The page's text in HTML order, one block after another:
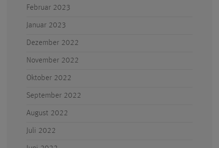
Februar 2023
Januar 2023
Dezember 2022
November 2022
Oktober 2022
September 2022
August 2022
Juli 2022